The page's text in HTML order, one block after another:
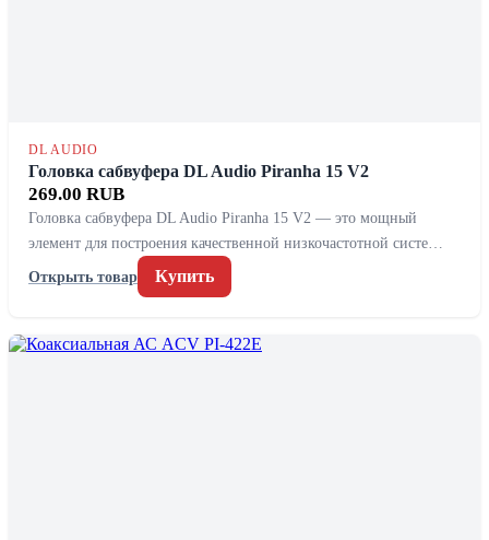
DL AUDIO
Головка сабвуфера DL Audio Piranha 15 V2
269.00 RUB
Головка сабвуфера DL Audio Piranha 15 V2 — это мощный
элемент для построения качественной низкочастотной систе…
Открыть товар
Купить